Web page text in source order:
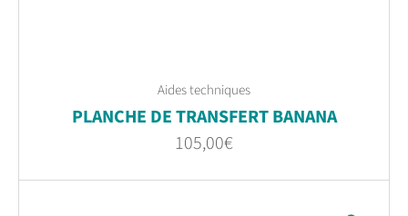
Aides techniques
PLANCHE DE TRANSFERT BANANA
105,00€